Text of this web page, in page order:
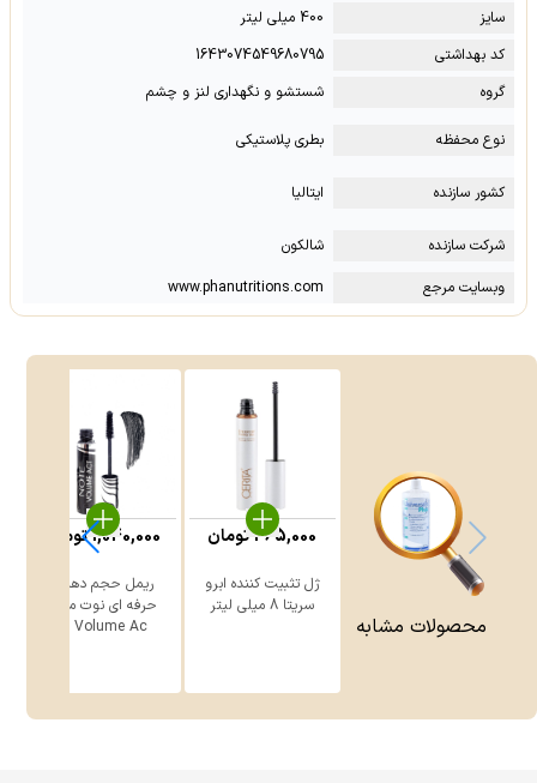
سایز
400 میلی لیتر
کد بهداشتی
1643074549680795
گروه
شستشو و نگهداری لنز و چشم
نوع محفظه بطری پلاستیکی
کشور سازنده ایتالیا
شرکت سازنده
شالکون
وبسایت مرجع
www.phanutritions.com
محصولات مشابه
ژل تثبیت کننده ابرو
سریتا 8 میلی لیتر
465,000تومان
ریمل حجم دهنده
حرفه ای نوت مدل
Volume Ac ...
1,040,000تومان